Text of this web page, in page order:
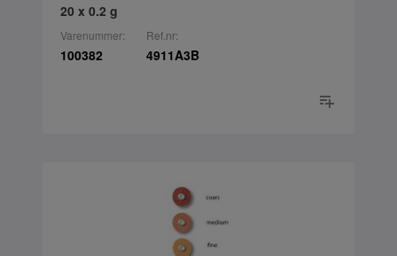
20 x 0.2 g
Varenummer:
100382
Ref.nr:
4911A3B